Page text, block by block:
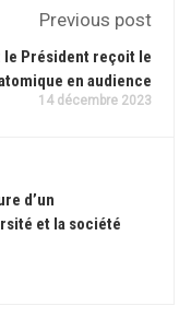
Previous post
le Président reçoit le
en audience
14 décembre 2023
d’un
et la société